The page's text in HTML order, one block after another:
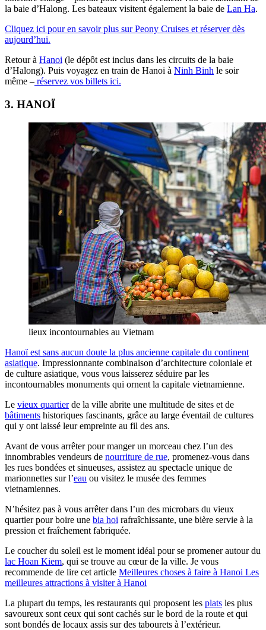
la baie d’Halong. Les bateaux visitent également la baie de Lan Ha.
Cliquez ici pour en savoir plus sur Peony Cruises et réserver dès
aujourd’hui.
Retour à Hanoi (le dépôt est inclus dans les circuits de la baie
d’Halong). Puis voyagez en train de Hanoi à Ninh Binh le soir
même – réservez vos billets ici.
3. HANOÏ
lieux incontournables au Vietnam
Hanoï est sans aucun doute la plus ancienne capitale du continent
asiatique. Impressionnante combinaison d’architecture coloniale et
de culture asiatique, vous vous laisserez séduire par les
incontournables monuments qui ornent la capitale vietnamienne.
Le vieux quartierde la ville abrite une multitude de sites et de
bâtiments historiques fascinants, grâce au large éventail de cultures
qui y ont laissé leur empreinte au fil des ans.
Avant de vous arrêter pour manger un morceau chez l’un des
innombrables vendeurs de nourriture de rue, promenez-vous dans
les rues bondées et sinueuses, assistez au spectacle unique de
marionnettes sur l’eau ou visitez le musée des femmes
vietnamiennes.
N’hésitez pas à vous arrêter dans l’un des microbars du vieux
quartier pour boire une bia hoi rafraîchissante, une bière servie à la
pression et fraîchement fabriquée.
Le coucher du soleil est le moment idéal pour se promener autour du
lac Hoan Kiem, qui se trouve au cœur de la ville. Je vous
recommende de lire cet article Meilleures choses à faire à Hanoi Les
meilleures attractions à visiter à Hanoi
La plupart du temps, les restaurants qui proposent les plats les plus
savoureux sont ceux qui sont cachés sur le bord de la route et qui
sont bondés de locaux assis sur des tabourets à l’extérieur.